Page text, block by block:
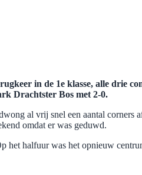
in de 1e klasse, alle drie
Drachtster Bos met 2-0.
al vrij snel een aantal
omdat er was geduwd.
het halfuur was het opnieuw